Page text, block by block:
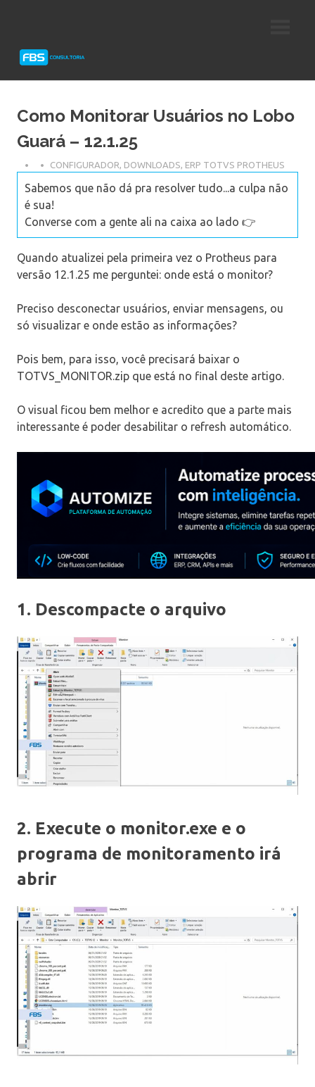
Protheus
Como Monitorar Usuários no Lobo
Guará – 12.1.25
CONFIGURADOR, DOWNLOADS, ERP TOTVS PROTHEUS
Sabemos que não dá pra resolver tudo...a culpa não
é sua!
Converse com a gente ali na caixa ao lado 👉
Quando atualizei pela primeira vez o Protheus para
versão 12.1.25 me perguntei: onde está o monitor?
Preciso desconectar usuários, enviar mensagens, ou
só visualizar e onde estão as informações?
Pois bem, para isso, você precisará baixar o
TOTVS_MONITOR.zip que está no final deste artigo.
O visual ficou bem melhor e acredito que a parte mais
interessante é poder desabilitar o refresh automático.
1. Descompacte o arquivo
2. Execute o monitor.exe e o
programa de monitoramento irá
abrir